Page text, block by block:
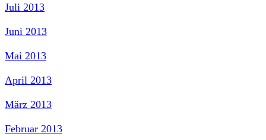
Juli 2013
Juni 2013
Mai 2013
April 2013
März 2013
Februar 2013